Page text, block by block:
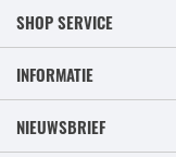
SHOP SERVICE
INFORMATIE
NIEUWSBRIEF